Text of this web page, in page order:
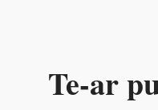
Te-ar